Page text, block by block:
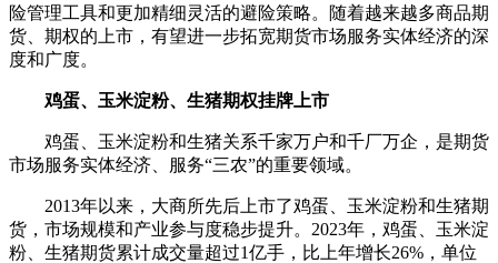
险管理工具和更加精细灵活的避险策略。随着越来越多商品期
货、期权的上市，有望进一步拓宽期货市场服务实体经济的深
度和广度。
鸡蛋、玉米淀粉、生猪期权挂牌上市
鸡蛋、玉米淀粉和生猪关系千家万户和千厂万企，是期货
市场服务实体经济、服务“三农”的重要领域。
2013年以来，大商所先后上市了鸡蛋、玉米淀粉和生猪期
货，市场规模和产业参与度稳步提升。2023年，鸡蛋、玉米淀
粉、生猪期货累计成交量超过1亿手，比上年增长26%，单位